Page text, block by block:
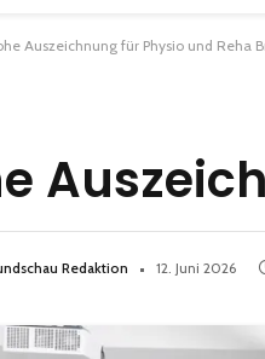
Auszeichnung für Physio und Reha
Redaktion 12. Juni 2026